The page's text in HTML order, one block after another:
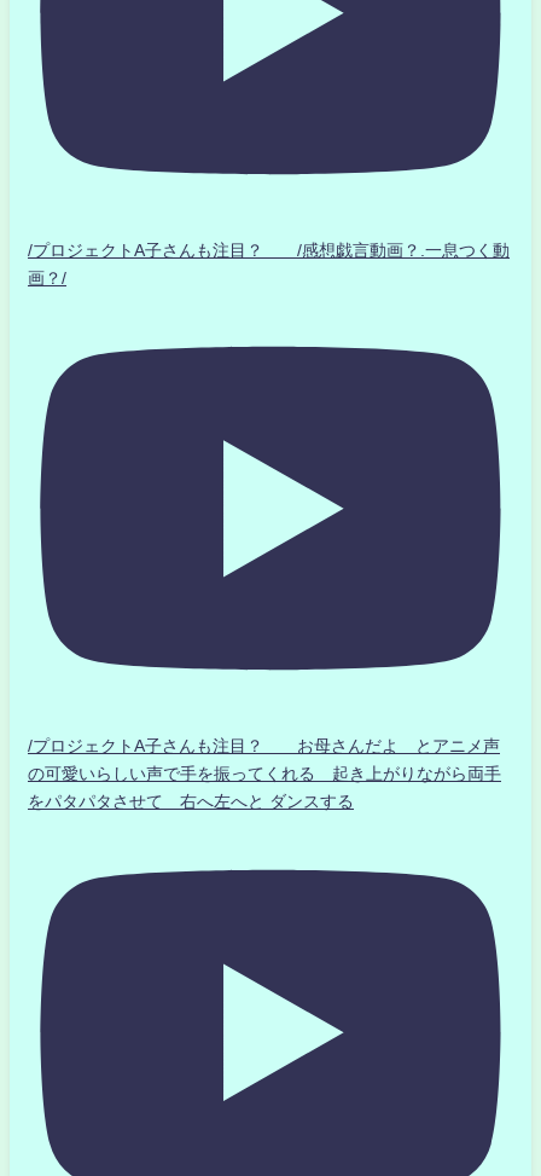
/プロジェクトA子さんも注目？ /感想戯言動画？.一息つく動
画？/
/プロジェクトA子さんも注目？ お母さんだよ とアニメ声
の可愛いらしい声で手を振ってくれる 起き上がりながら両手
をパタパタさせて 右へ左へと ダンスする